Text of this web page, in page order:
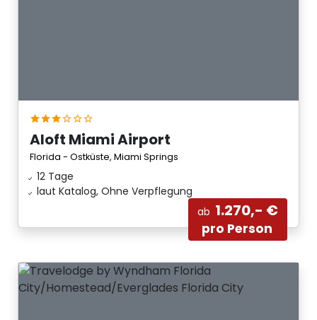
Aloft Miami Airport
Florida - Ostküste, Miami Springs
12 Tage
laut Katalog, Ohne Verpflegung
ab 1.270,- €
pro Person